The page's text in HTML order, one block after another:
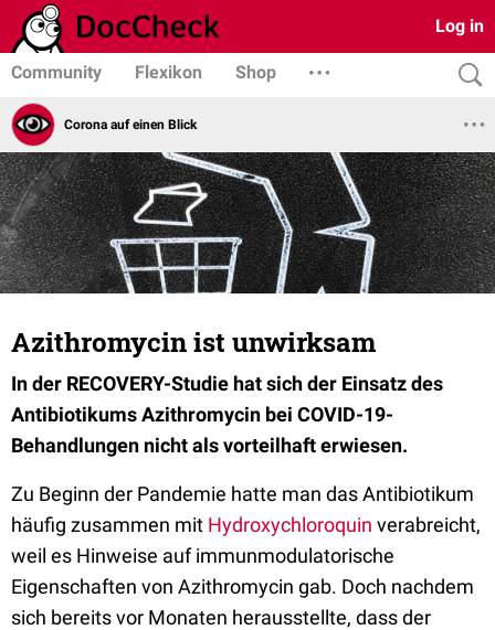
Log in
Community Flexikon Shop
Corona auf einen Blick
Azithromycin ist unwirksam
In der RECOVERY-Studie hat sich der Einsatz des
Antibiotikums Azithromycin bei COVID-19-
Behandlungen nicht als vorteilhaft erwiesen.
Zu Beginn der Pandemie hatte man das Antibiotikum
häufig zusammen mit Hydroxychloroquin verabreicht,
weil es Hinweise auf immunmodulatorische
Eigenschaften von Azithromycin gab. Doch nachdem
sich bereits vor Monaten herausstellte, dass der